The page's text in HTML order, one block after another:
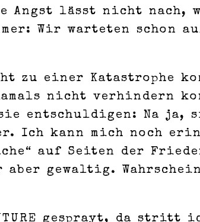
Angst lässt nicht nach,
Wir warteten schon
zu einer Katastrophe
nicht verhindern
entschuldigen: Na ja,
Ich kann mich noch
auf Seiten der
gewaltig.
gesprayt, da